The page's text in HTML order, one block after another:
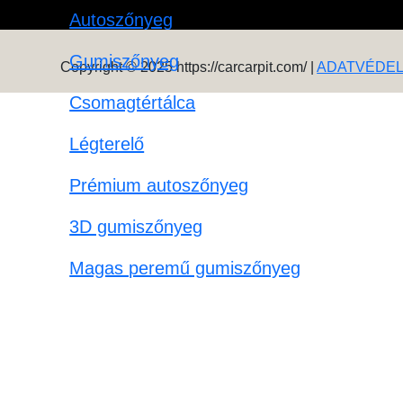
Autoszőnyeg
Gumiszőnyeg
Csomagtértálca
Légterelő
Prémium autoszőnyeg
3D gumiszőnyeg
Magas peremű gumiszőnyeg
Copyright © 2025 https://carcarpit.com/ |